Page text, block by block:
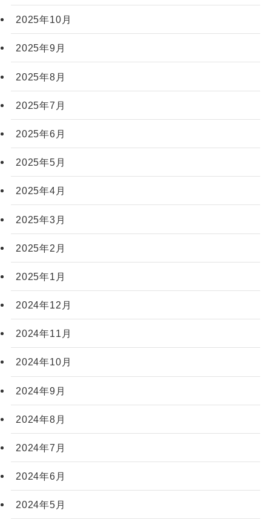
2025年10月
2025年9月
2025年8月
2025年7月
2025年6月
2025年5月
2025年4月
2025年3月
2025年2月
2025年1月
2024年12月
2024年11月
2024年10月
2024年9月
2024年8月
2024年7月
2024年6月
2024年5月